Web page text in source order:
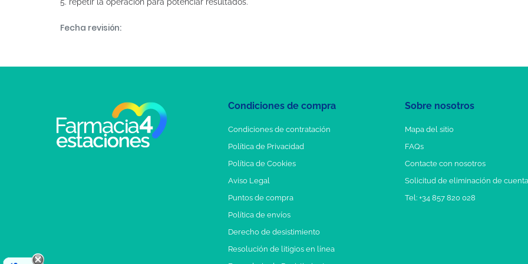
Fecha revisión:
Condiciones de compra
Condiciones de contratación
Política de Privacidad
Política de Cookies
Aviso Legal
Puntos de compra
Política de envíos
Derecho de desistimiento
Resolución de litigios en línea
Sobre nosotros
Mapa del sitio
FAQs
Contacte con nosotros
Solicitud de eliminación de cuenta
Tel: +34 857 820 028